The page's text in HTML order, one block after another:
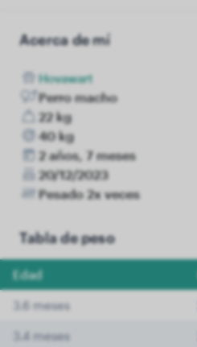
Acerca de mí
Hovawart
Perro macho
22 kg
40 kg
2 años, 7 meses
20/12/2023
Pesado 2x veces
Tabla de peso
Edad
3.6 meses
3.4 meses